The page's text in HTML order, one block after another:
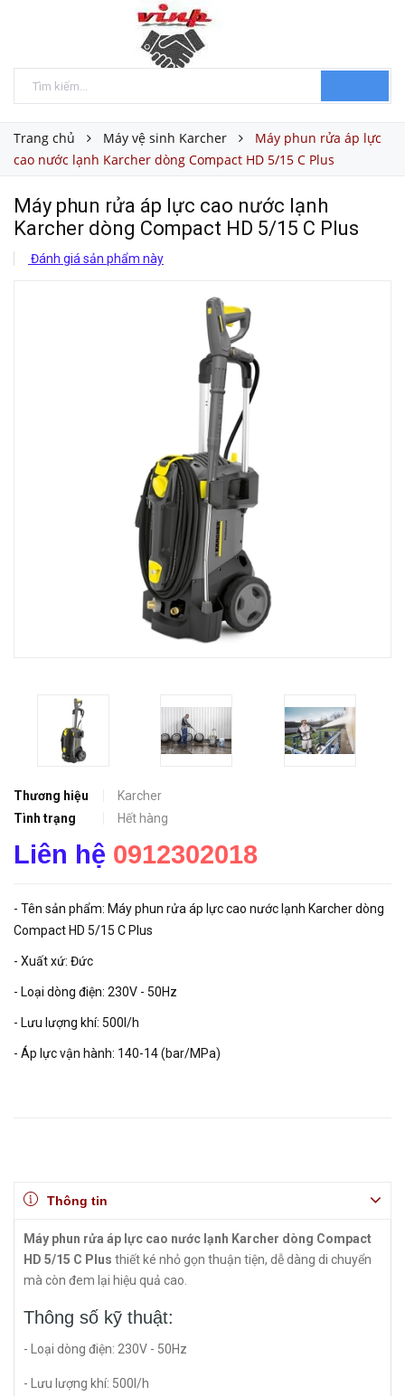
Trang chủ Máy vệ sinh Karcher
Máy phun rửa áp lực
cao nước lạnh Karcher dòng Compact HD 5/15 C Plus
Máy phun rửa áp lực cao nước lạnh
Karcher dòng Compact HD 5/15 C Plus
Đánh giá sản phẩm này
Thương hiệu
Karcher
Tình trạng
Hết hàng
Liên hệ 0912302018
- Tên sản phẩm: Máy phun rửa áp lực cao nước lạnh Karcher dòng
Compact HD 5/15 C Plus
- Xuất xứ: Đức
- Loại dòng điện: 230V - 50Hz
- Lưu lượng khí: 500l/h
- Áp lực vận hành: 140-14 (bar/MPa)
Thông tin
Máy phun rửa áp lực cao nước lạnh Karcher dòng Compact
HD 5/15 C Plus thiết ké nhỏ gọn thuận tiện, dễ dàng di chuyển
mà còn đem lại hiệu quả cao.
Thông số kỹ thuật:
- Loại dòng điện: 230V - 50Hz
- Lưu lượng khí: 500l/h